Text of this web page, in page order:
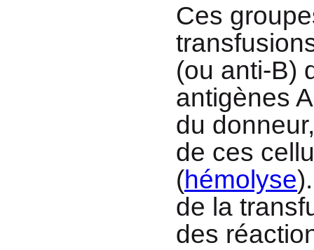
Ces
(ou anti-B)
antigènes
du
de ces
(hémolyse
de la
des